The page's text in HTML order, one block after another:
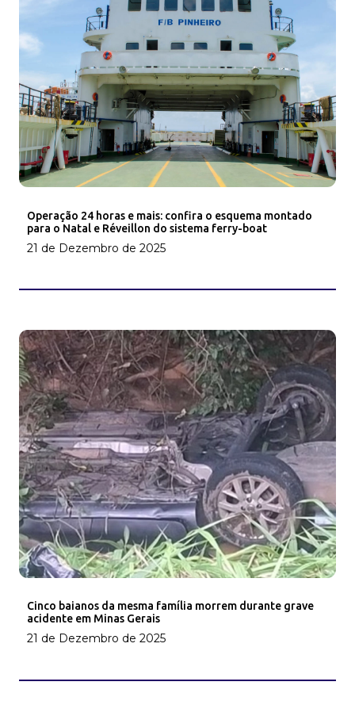
Operação 24 horas e mais: confira o esquema montado
para o Natal e Réveillon do sistema ferry-boat
21 de Dezembro de 2025
Cinco baianos da mesma família morrem durante grave
acidente em Minas Gerais
21 de Dezembro de 2025